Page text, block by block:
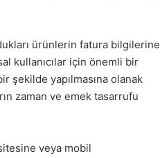
ürünlerin fatura bilgilerine
kullanıcılar için önemli bir
şekilde yapılmasına olanak
zaman ve emek tasarrufu
veya mobil